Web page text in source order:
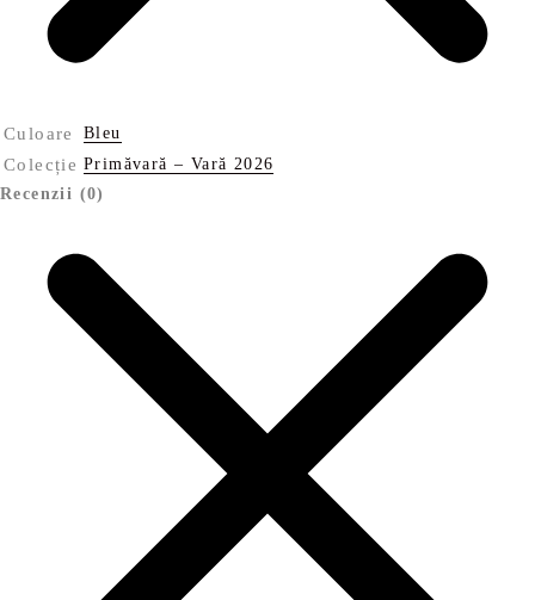
Culoare Bleu
Colecție Primăvară – Vară 2026
Recenzii (0)